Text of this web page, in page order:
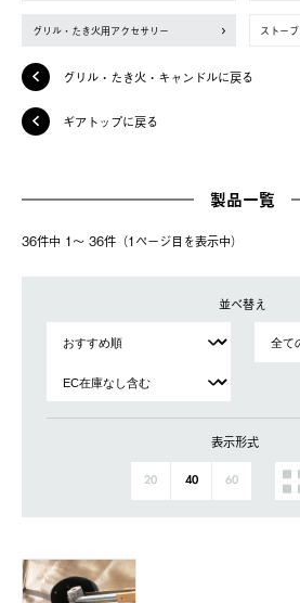
グリル・たき火用アクセサリー ストーブ
グリル・たき火・キャンドルに戻る
ギアトップに戻る
製品一覧
36件中 1〜 36件（1ページ⽬を表⽰中）
並べ替え
表示形式
20 40 60